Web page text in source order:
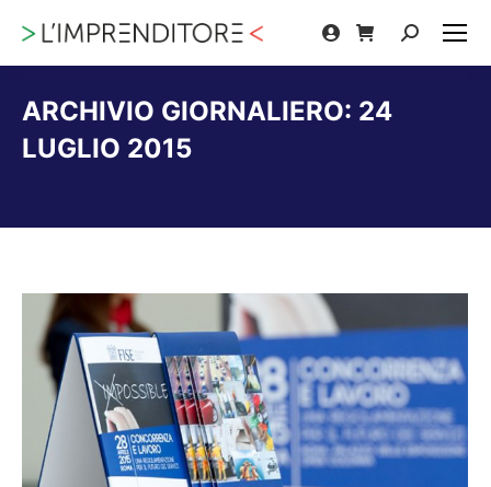
Cerca:
ARCHIVIO GIORNALIERO: 24
LUGLIO 2015